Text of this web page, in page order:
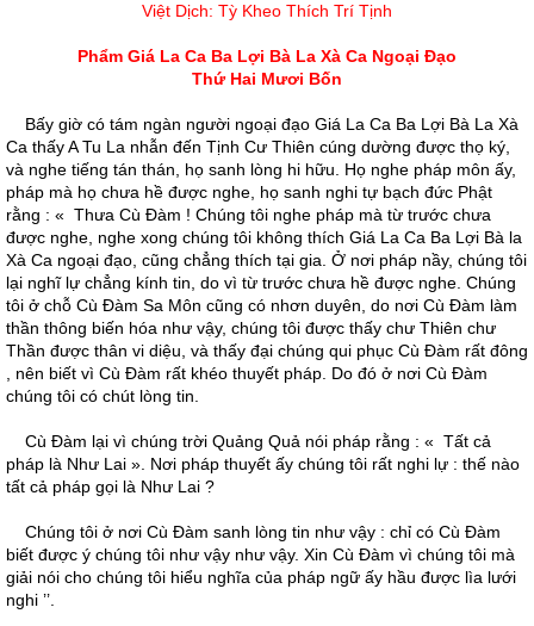
Việt Dịch: Tỳ Kheo Thích Trí Tịnh
Phẩm Giá La Ca Ba Lợi Bà La Xà Ca Ngoại Đạo
Thứ Hai Mươi Bốn
Bấy giờ có tám ngàn người ngoại đạo Giá La Ca Ba Lợi Bà La Xà
Ca thấy A Tu La nhẫn đến Tịnh Cư Thiên cúng dường được thọ ký,
và nghe tiếng tán thán, họ sanh lòng hi hữu. Họ nghe pháp môn ấy,
pháp mà họ chưa hề được nghe, họ sanh nghi tự bạch đức Phật
rằng : « Thưa Cù Ðàm ! Chúng tôi nghe pháp mà từ trước chưa
được nghe, nghe xong chúng tôi không thích Giá La Ca Ba Lợi Bà la
Xà Ca ngoại đạo, cũng chẳng thích tại gia. Ở nơi pháp nầy, chúng tôi
lại nghĩ lự chẳng kính tin, do vì từ trước chưa hề được nghe. Chúng
tôi ở chỗ Cù Ðàm Sa Môn cũng có nhơn duyên, do nơi Cù Ðàm làm
thần thông biến hóa như vậy, chúng tôi được thấy chư Thiên chư
Thần được thân vi diệu, và thấy đại chúng qui phục Cù Ðàm rất đông
, nên biết vì Cù Ðàm rất khéo thuyết pháp. Do đó ở nơi Cù Ðàm
chúng tôi có chút lòng tin.
Cù Ðàm lại vì chúng trời Quảng Quả nói pháp rằng : « Tất cả
pháp là Như Lai ». Nơi pháp thuyết ấy chúng tôi rất nghi lự : thế nào
tất cả pháp gọi là Như Lai ?
Chúng tôi ở nơi Cù Ðàm sanh lòng tin như vậy : chỉ có Cù Ðàm
biết được ý chúng tôi như vậy như vậy. Xin Cù Ðàm vì chúng tôi mà
giải nói cho chúng tôi hiểu nghĩa của pháp ngữ ấy hầu được lìa lưới
nghi ’’.